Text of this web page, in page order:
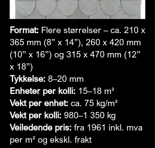
Format: Flere størrelser – ca. 210 x
365 mm (8” x 14”), 260 x 420 mm
(10” x 16”) og 315 x 470 mm (12”
x 18”)
Tykkelse: 8–20 mm
Enheter per kolli: 15–18 m²
Vekt per enhet: ca. 75 kg/m²
Vekt per kolli: 980–1 350 kg
Veiledende pris: fra 1961 inkl. mva
per m² og ekskl. frakt